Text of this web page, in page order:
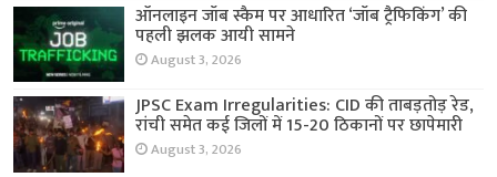
ऑनलाइन जॉब स्कैम पर आधारित ‘जॉब ट्रैफिकिंग’ की
पहली झलक आयी सामने
August 3, 2026
JPSC Exam Irregularities: CID की ताबड़तोड़ रेड,
रांची समेत कई जिलों में 15-20 ठिकानों पर छापेमारी
August 3, 2026